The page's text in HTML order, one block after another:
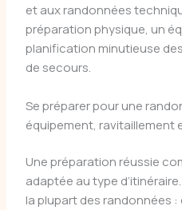
et aux randonnées
préparation physique, un
planification minutieuse
de secours.
Se préparer pour une
équipement, ravitaillement
Une préparation réussie
adaptée au type
la plupart des randonnées